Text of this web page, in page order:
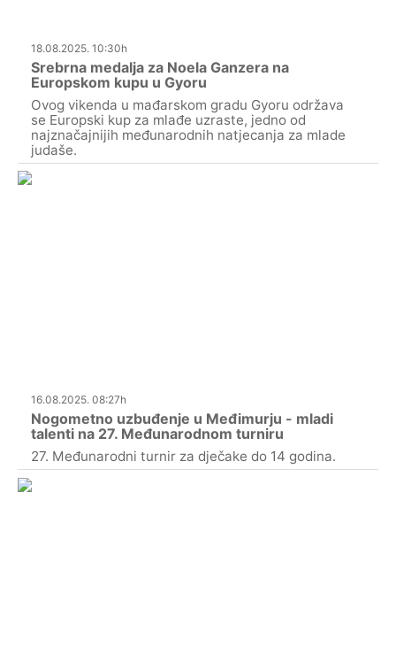
18.08.2025. 10:30h
Srebrna medalja za Noela Ganzera na
Europskom kupu u Gyoru
Ovog vikenda u mađarskom gradu Gyoru održava
se Europski kup za mlađe uzraste, jedno od
najznačajnijih međunarodnih natjecanja za mlade
judaše.
16.08.2025. 08:27h
Nogometno uzbuđenje u Međimurju - mladi
talenti na 27. Međunarodnom turniru
27. Međunarodni turnir za dječake do 14 godina.